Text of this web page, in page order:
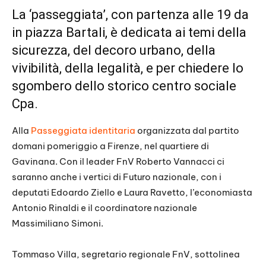
La ‘passeggiata’, con partenza alle 19 da
in piazza Bartali, è dedicata ai temi della
sicurezza, del decoro urbano, della
vivibilità, della legalità, e per chiedere lo
sgombero dello storico centro sociale
Cpa.
Alla Passeggiata identitaria organizzata dal partito
domani pomeriggio a Firenze, nel quartiere di
Gavinana. Con il leader FnV Roberto Vannacci ci
saranno anche i vertici di Futuro nazionale, con i
deputati Edoardo Ziello e Laura Ravetto, l’economiasta
Antonio Rinaldi e il coordinatore nazionale
Massimiliano Simoni.
Tommaso Villa, segretario regionale FnV, sottolinea